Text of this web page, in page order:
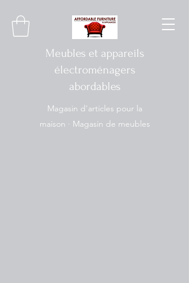
Meubles et appareils
électroménagers
abordables
Magasin d'articles pour la
maison · Magasin de meubles